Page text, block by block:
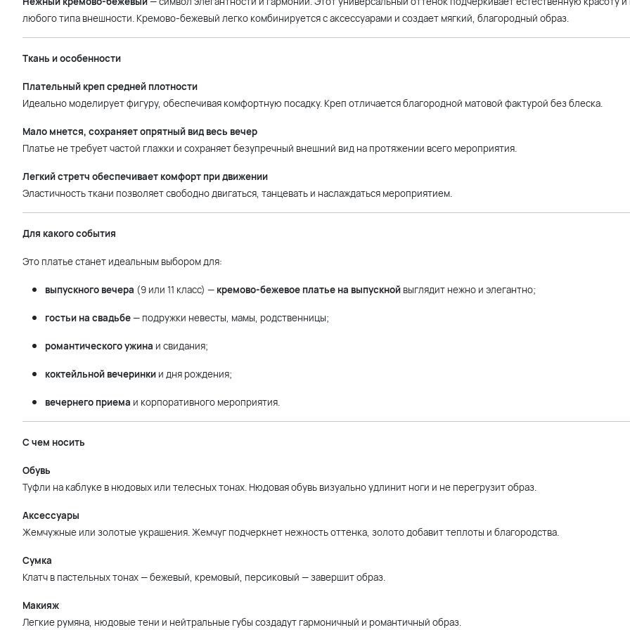
любого типа внешности. Кремово-бежевый легко комбинируется с аксессуарами и создает мягкий, благородный образ.
Ткань и особенности
Плательный креп средней плотности
Идеально моделирует фигуру, обеспечивая комфортную посадку. Креп отличается благородной матовой фактурой без блеска.
Мало мнется, сохраняет опрятный вид весь вечер
Платье не требует частой глажки и сохраняет безупречный внешний вид на протяжении всего мероприятия.
Легкий стретч обеспечивает комфорт при движении
Эластичность ткани позволяет свободно двигаться, танцевать и наслаждаться мероприятием.
Для какого события
Это платье станет идеальным выбором для:
выпускного вечера (9 или 11 класс) — кремово-бежевое платье на выпускной выглядит нежно и элегантно;
гостьи на свадьбе— подружки невесты, мамы, родственницы;
романтического ужина и свидания;
коктейльной вечеринки и дня рождения;
вечернего приема и корпоративного мероприятия.
С чем носить
Обувь
Туфли на каблуке в нюдовых или телесных тонах. Нюдовая обувь визуально удлинит ноги и не перегрузит образ.
Аксессуары
Жемчужные или золотые украшения. Жемчуг подчеркнет нежность оттенка, золото добавит теплоты и благородства.
Сумка
Клатч в пастельных тонах — бежевый, кремовый, персиковый — завершит образ.
Макияж
Легкие румяна, нюдовые тени и нейтральные губы создадут гармоничный и романтичный образ.